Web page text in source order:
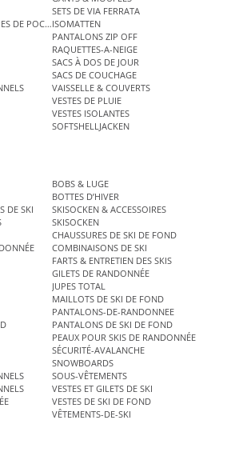
SETS DE VIA FERRATA
DE POCHEISOMATTEN
PANTALONS ZIP OFF
RAQUETTES-A-NEIGE
SACS À DOS DE JOUR
SACS DE COUCHAGE
VAISSELLE & COUVERTS
VESTES DE PLUIE
VESTES ISOLANTES
SOFTSHELLJACKEN
BOBS & LUGE
BOTTES D’HIVER
DE SKI
SKISOCKEN & ACCESSOIRES
SKISOCKEN
CHAUSSURES DE SKI DE FOND
COMBINAISONS DE SKI
FARTS & ENTRETIEN DES SKIS
GILETS DE RANDONNÉE
JUPES TOTAL
MAILLOTS DE SKI DE FOND
PANTALONS-DE-RANDONNEE
PANTALONS DE SKI DE FOND
PEAUX POUR SKIS DE RANDONNÉE
SÉCURITÉ-AVALANCHE
SNOWBOARDS
SOUS-VÊTEMENTS
VESTES ET GILETS DE SKI
VESTES DE SKI DE FOND
VÊTEMENTS-DE-SKI